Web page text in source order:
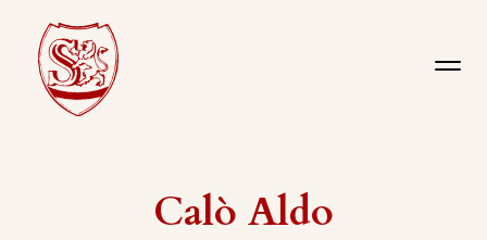
Calò Aldo